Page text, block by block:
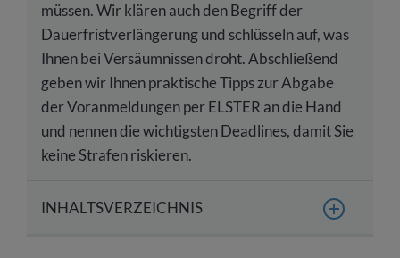
müssen. Wir klären auch den Begriff der
Dauerfristverlängerung und schlüsseln auf, was
Ihnen bei Versäumnissen droht. Abschließend
geben wir Ihnen praktische Tipps zur Abgabe
der Voranmeldungen per ELSTER an die Hand
und nennen die wichtigsten Deadlines, damit Sie
keine Strafen riskieren.
INHALTSVERZEICHNIS